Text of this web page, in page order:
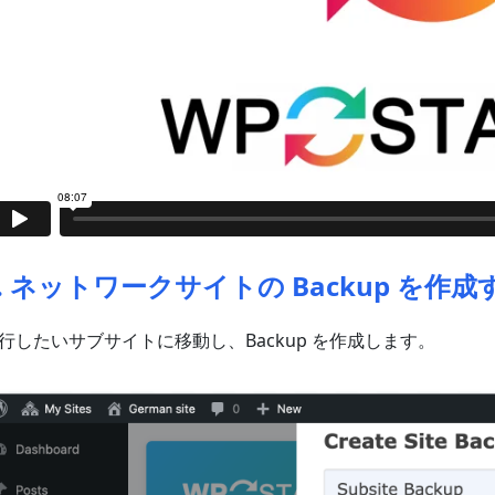
ネットワークサイトの Backup を作成
したいサブサイトに移動し、Backup を作成します。